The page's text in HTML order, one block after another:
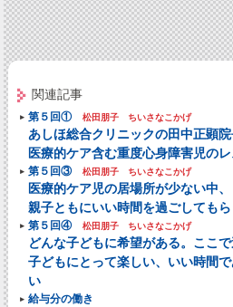
関連記事
第５回① 松田朋子 ちいさなこかげ
あしほ総合クリニックの田中正顕院
医療的ケア含む重度心身障害児の
第５回③ 松田朋子 ちいさなこかげ
医療的ケア児の居場所が少ない中、
親子ともにいい時間を過ごしても
第５回④ 松田朋子 ちいさなこかげ
どんな子どもに希望がある。ここで
子どもにとって楽しい、いい時間
い
給与分の働き